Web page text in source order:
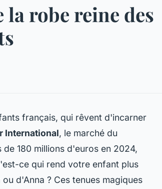
la robe reine des
français, qui rêvent d'incarner
International, le marché du
180 millions d'euros en 2024,
ce qui rend votre enfant plus
d'Anna ? Ces tenues magiques